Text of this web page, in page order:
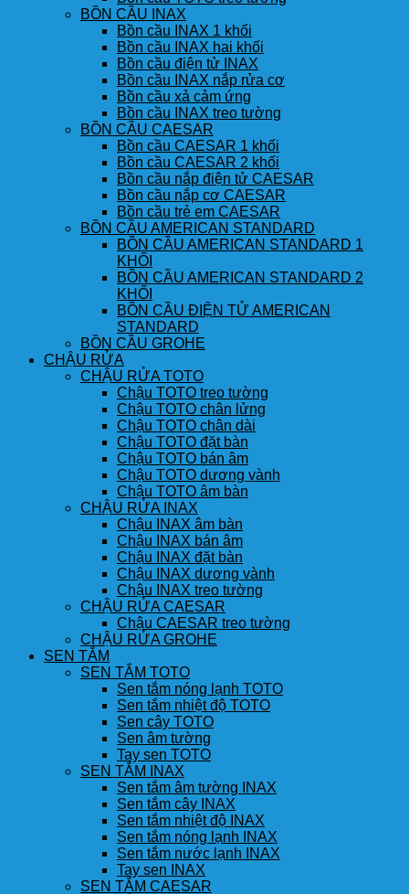
BỒN CẦU INAX
Bồn cầu INAX 1 khối
Bồn cầu INAX hai khối
Bồn cầu điện tử INAX
Bồn cầu INAX nắp rửa cơ
Bồn cầu xả cảm ứng
Bồn cầu INAX treo tường
BỒN CẦU CAESAR
Bồn cầu CAESAR 1 khối
Bồn cầu CAESAR 2 khối
Bồn cầu nắp điện tử CAESAR
Bồn cầu nắp cơ CAESAR
Bồn cầu trẻ em CAESAR
BỒN CẦU AMERICAN STANDARD
BỒN CẦU AMERICAN STANDARD 1
KHỐI
BỒN CẦU AMERICAN STANDARD 2
KHỐI
BỒN CẦU ĐIỆN TỬ AMERICAN
STANDARD
BỒN CẦU GROHE
CHẬU RỬA
CHẬU RỬA TOTO
Chậu TOTO treo tường
Chậu TOTO chân lửng
Chậu TOTO chân dài
Chậu TOTO đặt bàn
Chậu TOTO bán âm
Chậu TOTO dương vành
Chậu TOTO âm bàn
CHẬU RỬA INAX
Chậu INAX âm bàn
Chậu INAX bán âm
Chậu INAX đặt bàn
Chậu INAX dương vành
Chậu INAX treo tường
CHẬU RỬA CAESAR
Chậu CAESAR treo tường
CHẬU RỬA GROHE
SEN TẮM
SEN TẮM TOTO
Sen tắm nóng lạnh TOTO
Sen tắm nhiệt độ TOTO
Sen cây TOTO
Sen âm tường
Tay sen TOTO
SEN TẮM INAX
Sen tắm âm tường INAX
Sen tắm cây INAX
Sen tắm nhiệt độ INAX
Sen tắm nóng lạnh INAX
Sen tắm nước lạnh INAX
Tay sen INAX
SEN TẮM CAESAR